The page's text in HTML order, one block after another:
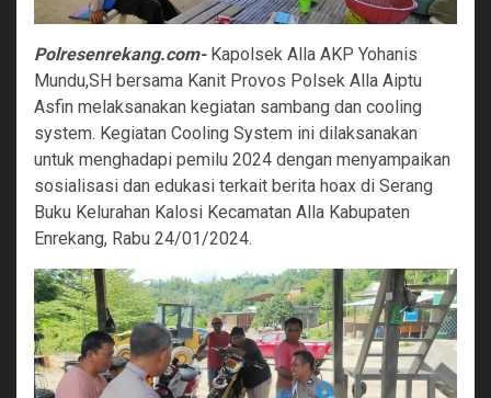
Polresenrekang.com- Kapolsek Alla AKP Yohanis
Mundu,SH bersama Kanit Provos Polsek Alla Aiptu
Asfin melaksanakan kegiatan sambang dan cooling
system. Kegiatan Cooling System ini dilaksanakan
untuk menghadapi pemilu 2024 dengan menyampaikan
sosialisasi dan edukasi terkait berita hoax di Serang
Buku Kelurahan Kalosi Kecamatan Alla Kabupaten
Enrekang, Rabu 24/01/2024.